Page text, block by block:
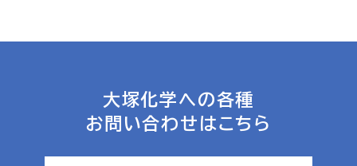
大塚化学への各種
お問い合わせはこちら